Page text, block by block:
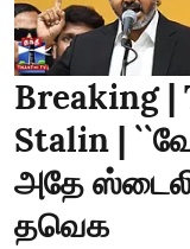
Breaking |
Stalin |
அதே
தவெக